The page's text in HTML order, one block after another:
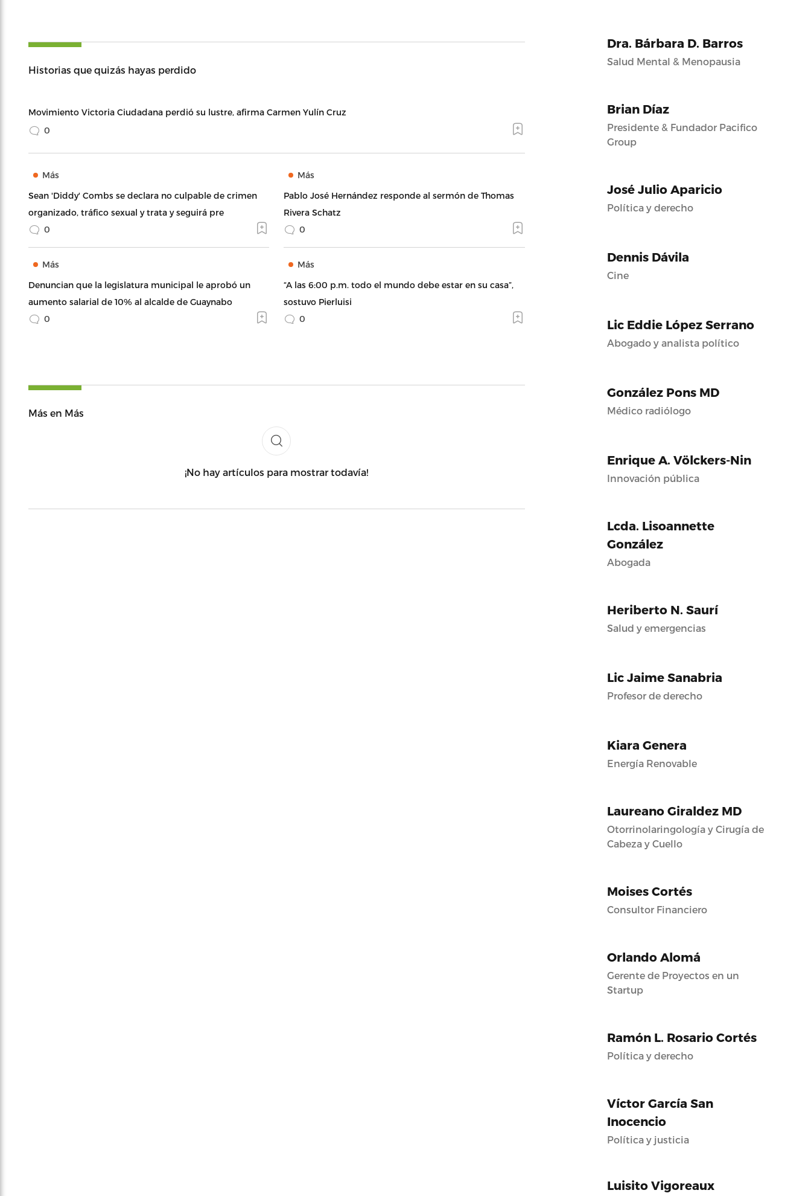
Historias que quizás hayas perdido
Movimiento Victoria Ciudadana perdió su lustre, afirma Carmen Yulín Cruz
0
Más
Sean 'Diddy' Combs se declara no culpable de crimen
organizado, tráfico sexual y trata y seguirá pre
0
Más
Pablo José Hernández responde al sermón de Thomas
Rivera Schatz
0
Más
Denuncian que la legislatura municipal le aprobó un
aumento salarial de 10% al alcalde de Guaynabo
0
Más
“A las 6:00 p.m. todo el mundo debe estar en su casa”,
sostuvo Pierluisi
0
Más en Más
¡No hay artículos para mostrar todavía!
Dra. Bárbara D. Barros
Salud Mental & Menopausia
Brian Díaz
Presidente & Fundador Pacifico
Group
José Julio Aparicio
Política y derecho
Dennis Dávila
Cine
Lic Eddie López Serrano
Abogado y analista político
González Pons MD
Médico radiólogo
Enrique A. Völckers-Nin
Innovación pública
Lcda. Lisoannette
González
Abogada
Heriberto N. Saurí
Salud y emergencias
Lic Jaime Sanabria
Profesor de derecho
Kiara Genera
Energía Renovable
Laureano Giraldez MD
Otorrinolaringología y Cirugía de
Cabeza y Cuello
Moises Cortés
Consultor Financiero
Orlando Alomá
Gerente de Proyectos en un
Startup
Ramón L. Rosario Cortés
Política y derecho
Víctor García San
Inocencio
Política y justicia
Luisito Vigoreaux